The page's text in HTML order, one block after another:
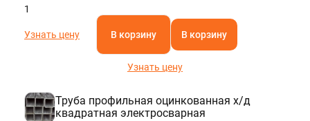
1
Узнать цену В корзину В корзину
Узнать цену
Труба профильная оцинкованная х/д
квадратная электросварная